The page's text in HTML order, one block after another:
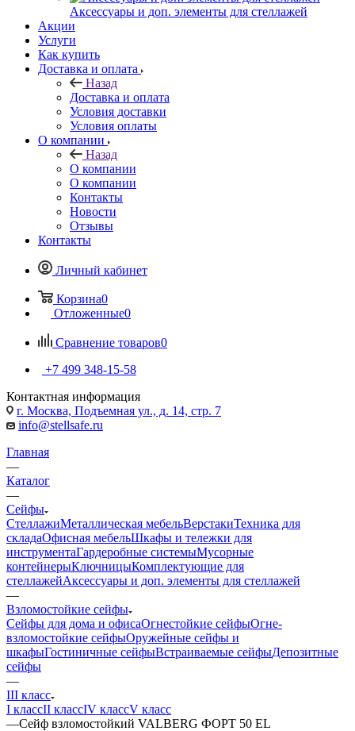
Аксессуары и доп. элементы для стеллажей
Акции
Услуги
Как купить
Доставка и оплата
Назад
Доставка и оплата
Условия доставки
Условия оплаты
О компании
Назад
О компании
О компании
Контакты
Новости
Отзывы
Контакты
Личный кабинет
Корзина0
Отложенные0
Сравнение товаров0
+7 499 348-15-58
Контактная информация
г. Москва, Подъемная ул., д. 14, стр. 7
info@stellsafe.ru
Главная
—
Каталог
—
Сейфы
СтеллажиМеталлическая мебельВерстакиТехника для
складаОфисная мебельШкафы и тележки для
инструментаГардеробные системыМусорные
контейнерыКлючницыКомплектующие для
стеллажейАксессуары и доп. элементы для стеллажей
—
Взломостойкие сейфы
Сейфы для дома и офисаОгнестойкие сейфыОгне-
взломостойкие сейфыОружейные сейфы и
шкафыГостиничные сейфыВстраиваемые сейфыДепозитные
сейфы
—
III класс
I классII классIV классV класс
—Сейф взломостойкий VALBERG ФОРТ 50 EL